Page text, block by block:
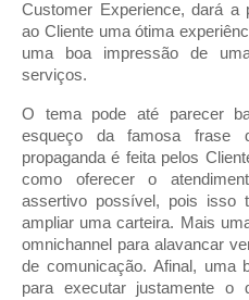
Customer Experience, dará a
ao Cliente uma ótima
uma boa impressão de
serviços.
O tema pode até parecer
esqueço da famosa frase
propaganda é feita pelos
como oferecer o
assertivo possível, pois isso
ampliar uma carteira. Mais
omnichannel para alavancar
de comunicação. Afinal, uma
para executar justamente o